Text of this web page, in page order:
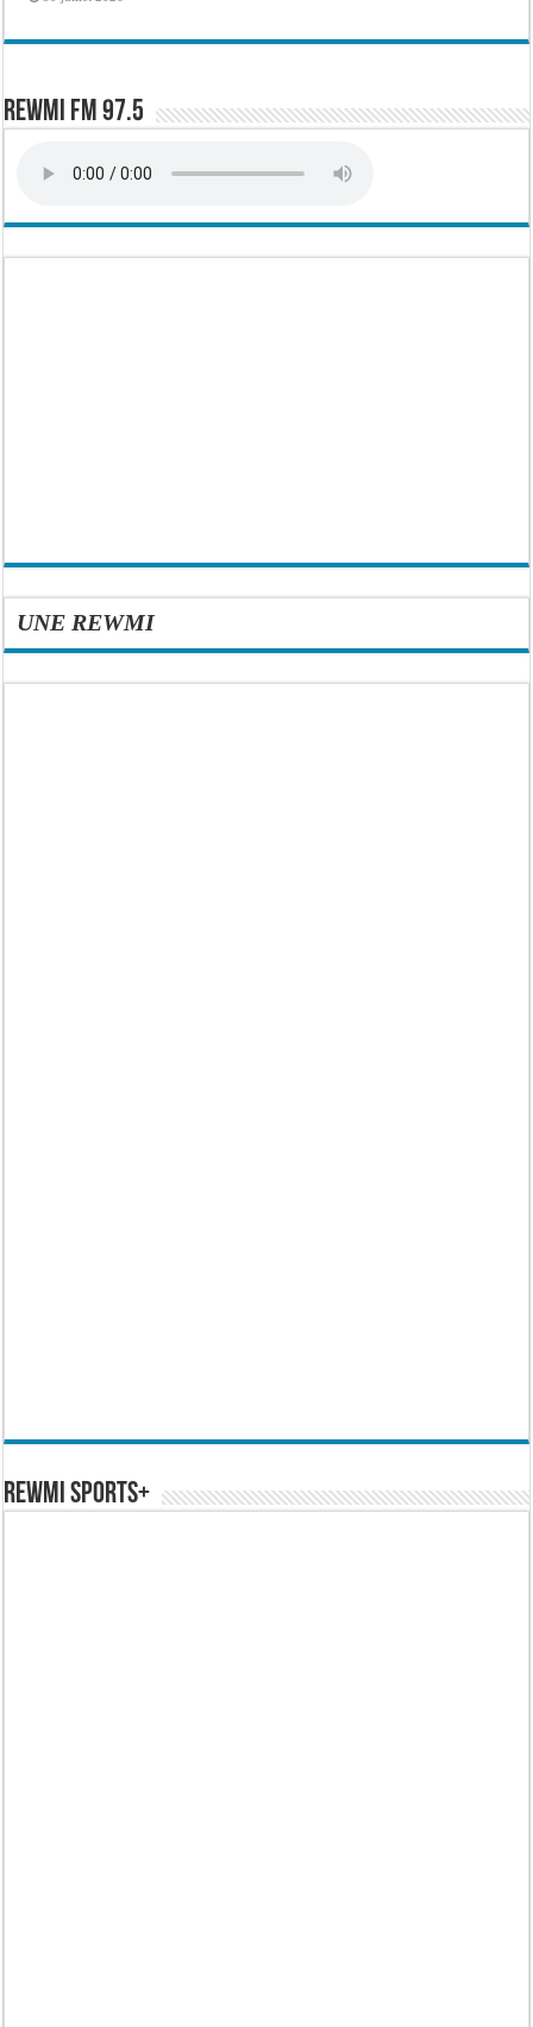
Rewmi FM 97.5
UNE REWMI
REWMI SPORTS+